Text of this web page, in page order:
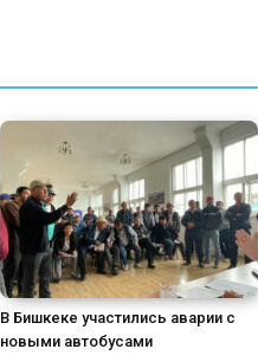
В Бишкеке участились аварии с
новыми автобусами